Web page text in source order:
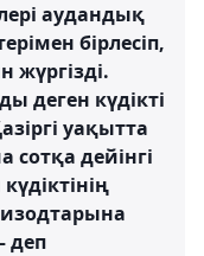
аудандық
бірлесіп,
жүргізді.
деген күдікті
уақытта
дейінгі
деп